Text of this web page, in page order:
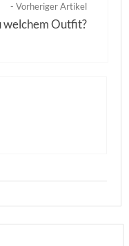
- Vorheriger Artikel
welchem Outfit?